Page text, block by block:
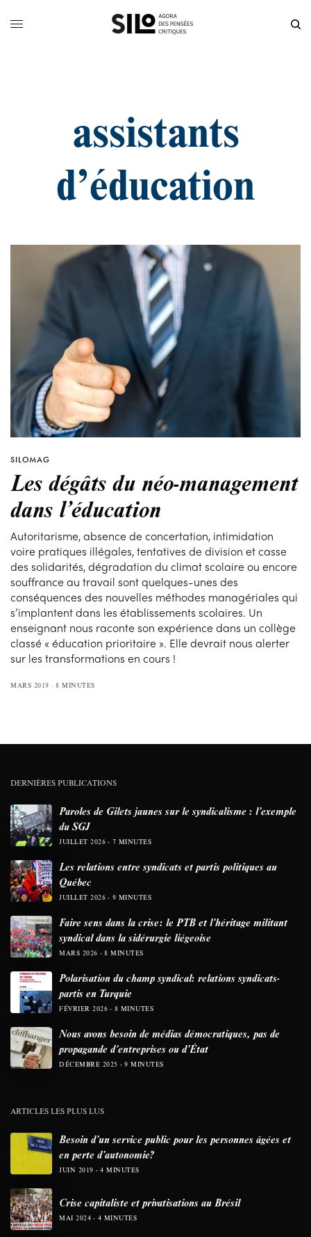
assistants
d’éducation
SILOMAG
Les dégâts du néo-management
dans l’éducation
Autoritarisme, absence de concertation, intimidation
voire pratiques illégales, tentatives de division et casse
des solidarités, dégradation du climat scolaire ou encore
souffrance au travail sont quelques-unes des
conséquences des nouvelles méthodes managériales qui
s’implantent dans les établissements scolaires. Un
enseignant nous raconte son expérience dans un collège
classé « éducation prioritaire ». Elle devrait nous alerter
sur les transformations en cours !
MARS 2019 8 MINUTES
DERNIÈRES PUBLICATIONS
Paroles de Gilets jaunes sur le syndicalisme : l’exemple
du SGJ
JUILLET 2026 7 MINUTES
Les relations entre syndicats et partis politiques au
Québec
JUILLET 2026 9 MINUTES
Faire sens dans la crise: le PTB et l’héritage militant
syndical dans la sidérurgie liégeoise
MARS 2026 8 MINUTES
Polarisation du champ syndical: relations syndicats-
partis en Turquie
FÉVRIER 2026 8 MINUTES
Nous avons besoin de médias démocratiques, pas de
propagande d’entreprises ou d’État
DÉCEMBRE 2025 9 MINUTES
ARTICLES LES PLUS LUS
Besoin d’un service public pour les personnes âgées et
en perte d’autonomie?
JUIN 2019 4 MINUTES
Crise capitaliste et privatisations au Brésil
MAI 2024 4 MINUTES